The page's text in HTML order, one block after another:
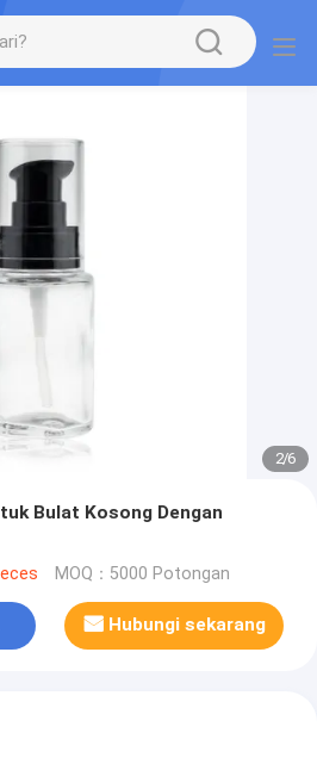
2/6
Bulat Kosong Dengan
MOQ：5000 Potongan
Hubungi sekarang